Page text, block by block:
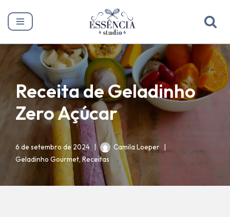
Pular
o
conteúdo
Receita de Geladinho
Zero Açúcar
6 de setembro de 2024
Camila Loeper
Geladinho Gourmet, Receitas